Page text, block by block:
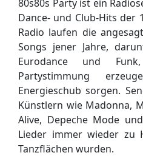
80s80s Party ist ein
Dance- und Club-Hits der
Radio laufen die
Songs jener Jahre,
Eurodance und
Partystimmung
Energieschub sorgen.
Künstlern wie Madonna,
Alive, Depeche Mode
Lieder immer wieder zu
Tanzflächen wurden.